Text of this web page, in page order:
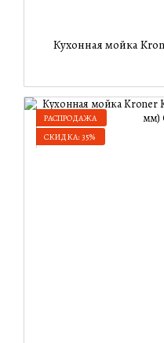
Кухонная мойка
РАСПРОДАЖА
СКИДКА: 35%